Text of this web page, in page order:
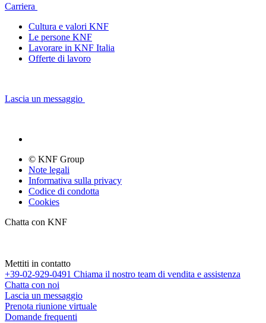
Carriera
Cultura e valori KNF
Le persone KNF
Lavorare in KNF Italia
Offerte di lavoro
Lascia un messaggio
© KNF Group
Note legali
Informativa sulla privacy
Codice di condotta
Cookies
Chatta con KNF
Mettiti in contatto
+39-02-929-0491 Chiama il nostro team di vendita e assistenza
Chatta con noi
Lascia un messaggio
Prenota riunione virtuale
Domande frequenti